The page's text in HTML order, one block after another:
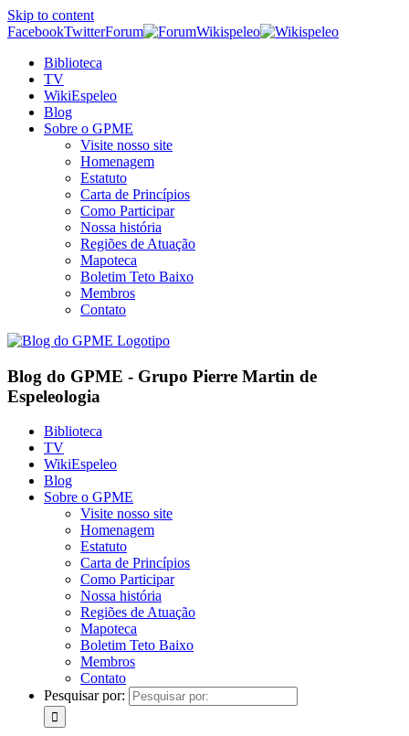
Skip to content
FacebookTwitterForum
Wikispeleo
Biblioteca
TV
WikiEspeleo
Blog
Sobre o GPME
Visite nosso site
Homenagem
Estatuto
Carta de Princípios
Como Participar
Nossa história
Regiões de Atuação
Mapoteca
Boletim Teto Baixo
Membros
Contato
Blog do GPME - Grupo Pierre Martin de
Espeleologia
Biblioteca
TV
WikiEspeleo
Blog
Sobre o GPME
Visite nosso site
Homenagem
Estatuto
Carta de Princípios
Como Participar
Nossa história
Regiões de Atuação
Mapoteca
Boletim Teto Baixo
Membros
Contato
Pesquisar por: